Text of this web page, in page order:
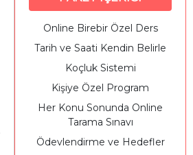
Online Birebir Özel Ders
Tarih ve Saati Kendin Belirle
Koçluk Sistemi
Kişiye Özel Program
Her Konu Sonunda Online
Tarama Sınavı
Ödevlendirme ve Hedefler